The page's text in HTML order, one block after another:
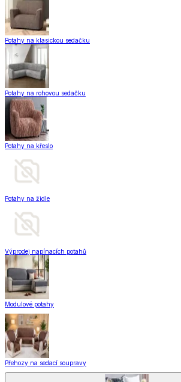
Potahy na klasickou sedačku
Potahy na rohovou sedačku
Potahy na křeslo
Potahy na židle
Výprodej napínacích potahů
Modulové potahy
Přehozy na sedací soupravy